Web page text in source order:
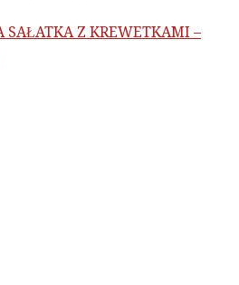
SAŁATKA Z KREWETKAMI –